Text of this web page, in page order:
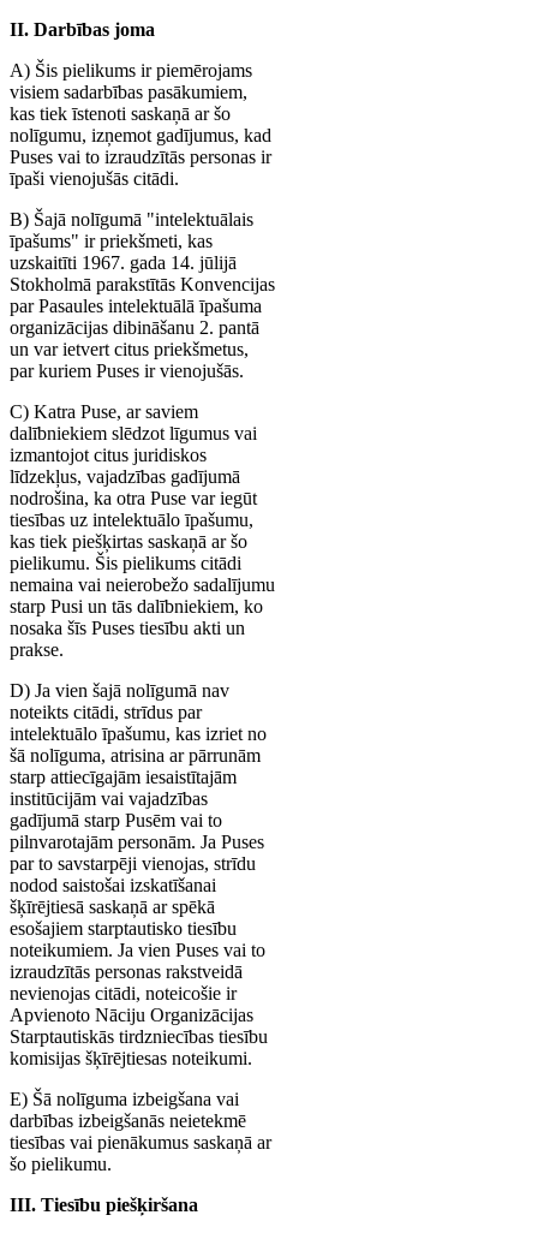
II. Darbības joma
A) Šis pielikums ir piemērojams
visiem sadarbības pasākumiem,
kas tiek īstenoti saskaņā ar šo
nolīgumu, izņemot gadījumus, kad
Puses vai to izraudzītās personas ir
īpaši vienojušās citādi.
B) Šajā nolīgumā "intelektuālais
īpašums" ir priekšmeti, kas
uzskaitīti 1967. gada 14. jūlijā
Stokholmā parakstītās Konvencijas
par Pasaules intelektuālā īpašuma
organizācijas dibināšanu 2. pantā
un var ietvert citus priekšmetus,
par kuriem Puses ir vienojušās.
C) Katra Puse, ar saviem
dalībniekiem slēdzot līgumus vai
izmantojot citus juridiskos
līdzekļus, vajadzības gadījumā
nodrošina, ka otra Puse var iegūt
tiesības uz intelektuālo īpašumu,
kas tiek piešķirtas saskaņā ar šo
pielikumu. Šis pielikums citādi
nemaina vai neierobežo sadalījumu
starp Pusi un tās dalībniekiem, ko
nosaka šīs Puses tiesību akti un
prakse.
D) Ja vien šajā nolīgumā nav
noteikts citādi, strīdus par
intelektuālo īpašumu, kas izriet no
šā nolīguma, atrisina ar pārrunām
starp attiecīgajām iesaistītajām
institūcijām vai vajadzības
gadījumā starp Pusēm vai to
pilnvarotajām personām. Ja Puses
par to savstarpēji vienojas, strīdu
nodod saistošai izskatīšanai
šķīrējtiesā saskaņā ar spēkā
esošajiem starptautisko tiesību
noteikumiem. Ja vien Puses vai to
izraudzītās personas rakstveidā
nevienojas citādi, noteicošie ir
Apvienoto Nāciju Organizācijas
Starptautiskās tirdzniecības tiesību
komisijas šķīrējtiesas noteikumi.
E) Šā nolīguma izbeigšana vai
darbības izbeigšanās neietekmē
tiesības vai pienākumus saskaņā ar
šo pielikumu.
III. Tiesību piešķiršana